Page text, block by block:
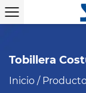
Tobillera
Inicio /